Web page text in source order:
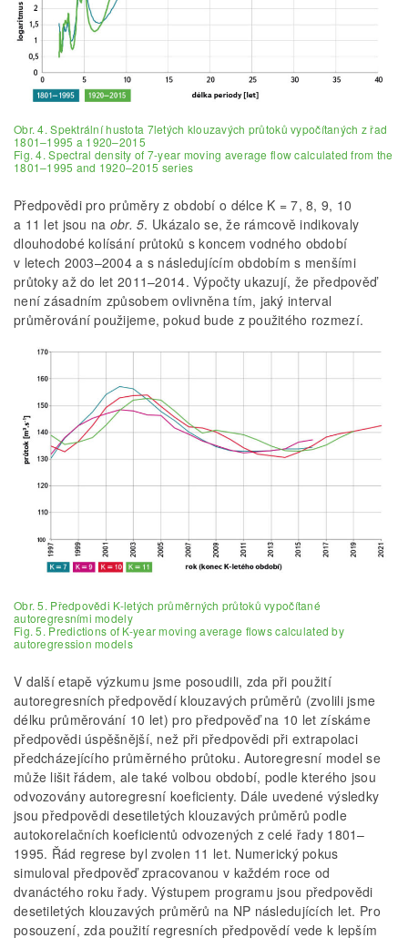
Obr. 4. Spektrální hustota 7letých klouzavých průtoků vypočítaných z řad
1801–1995 a 1920–2015
Fig. 4. Spectral density of 7-year moving average flow calculated from the
1801–1995 and 1920–2015 series
Předpovědi pro průměry z období o délce K = 7, 8, 9, 10
a 11 let jsou na obr. 5. Ukázalo se, že rámcově indikovaly
dlouhodobé kolísání průtoků s koncem vodného období
v letech 2003–2004 a s následujícím obdobím s menšími
průtoky až do let 2011–2014. Výpočty ukazují, že předpověď
není zásadním způsobem ovlivněna tím, jaký interval
průměrování použijeme, pokud bude z použitého rozmezí.
Obr. 5. Předpovědi K-letých průměrných průtoků vypočítané
autoregresními modely
Fig. 5. Predictions of K-year moving average flows calculated by
autoregression models
V další etapě výzkumu jsme posoudili, zda při použití
autoregresních předpovědí klouzavých průměrů (zvolili jsme
délku průměrování 10 let) pro předpověď na 10 let získáme
předpovědi úspěšnější, než při předpovědi při extrapolaci
předcházejícího průměrného průtoku. Autoregresní model se
může lišit řádem, ale také volbou období, podle kterého jsou
odvozovány autoregresní koeficienty. Dále uvedené výsledky
jsou předpovědi desetiletých klouzavých průměrů podle
autokorelačních koeficientů odvozených z celé řady 1801–
1995. Řád regrese byl zvolen 11 let. Numerický pokus
simuloval předpověď zpracovanou v každém roce od
dvanáctého roku řady. Výstupem programu jsou předpovědi
desetiletých klouzavých průměrů na NP následujících let. Pro
posouzení, zda použití regresních předpovědí vede k lepším